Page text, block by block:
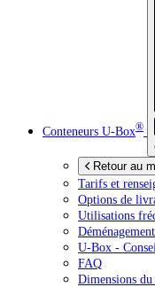
Conteneurs U-Box®
Retour au
Tarifs et
Options de
Utilisations
U-Box -
FAQ
Dimensions